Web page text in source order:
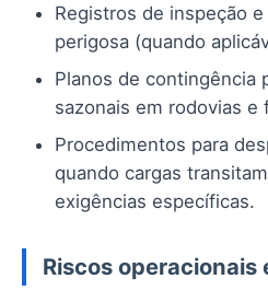
Registros de inspeção
perigosa (quando
Planos de contingência
sazonais em rodovias e
Procedimentos para
quando cargas
exigências específicas.
Riscos operacionais